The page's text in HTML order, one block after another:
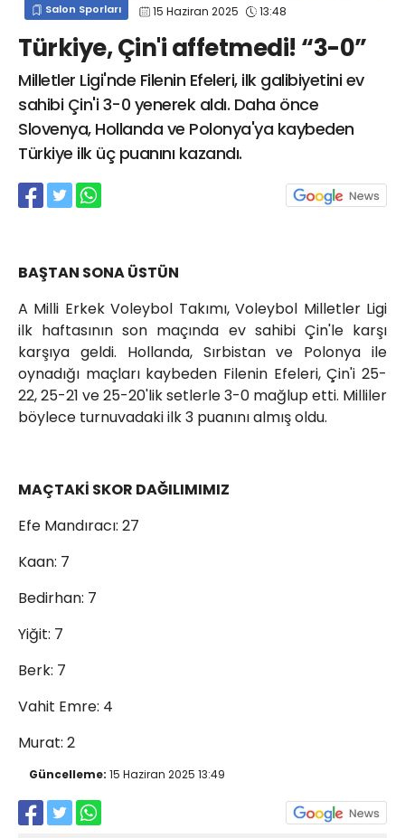
Salon Sporları 15 Haziran 2025 13:48
Türkiye, Çin'i affetmedi! “3-0”
Milletler Ligi'nde Filenin Efeleri, ilk galibiyetini ev
sahibi Çin'i 3-0 yenerek aldı. Daha önce
Slovenya, Hollanda ve Polonya'ya kaybeden
Türkiye ilk üç puanını kazandı.
BAŞTAN SONA ÜSTÜN
A Milli Erkek Voleybol Takımı, Voleybol Milletler Ligi
ilk haftasının son maçında ev sahibi Çin'le karşı
karşıya geldi. Hollanda, Sırbistan ve Polonya ile
oynadığı maçları kaybeden Filenin Efeleri, Çin'i 25-
22, 25-21 ve 25-20'lik setlerle 3-0 mağlup etti. Milliler
böylece turnuvadaki ilk 3 puanını almış oldu.
MAÇTAKİ SKOR DAĞILIMIMIZ
Efe Mandıracı: 27
Kaan: 7
Bedirhan: 7
Yiğit: 7
Berk: 7
Vahit Emre: 4
Murat: 2
Güncelleme: 15 Haziran 2025 13:49
info@spor41.com